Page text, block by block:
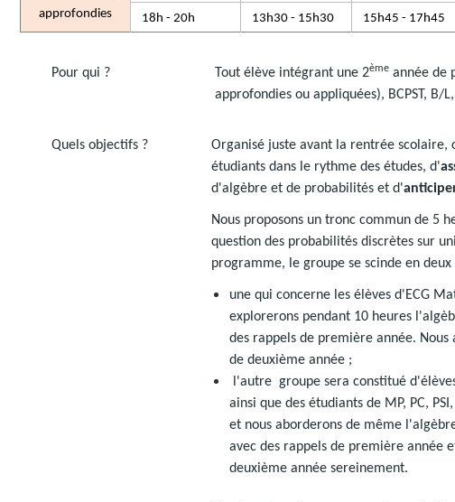
approfondies
18h - 20h 13h30 - 15h30 15h45 - 17h45
Pour qui ? Tout élève intégrant une 2ème année de
approfondies ou appliquées), BCPST, B/L,
Quels objectifs ?
Organisé juste avant la rentrée
étudiants dans le rythme des études, d'
d'algèbre et de probabilités et d'
Nous proposons un tronc commun de 5
question des probabilités discrètes sur
programme, le groupe se scinde en deux
une qui concerne les élèves d'ECG
explorerons pendant 10 heures
des rappels de première année.
de deuxième année ;
l'autre groupe sera constitué
ainsi que des étudiants de MP, PC,
et nous aborderons de même
avec des rappels de première année
deuxième année sereinement.